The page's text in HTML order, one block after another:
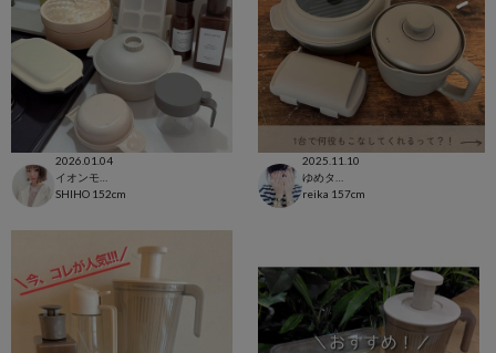
2026.01.04
SHIHO 152cm
2025.11.10
reika 157cm